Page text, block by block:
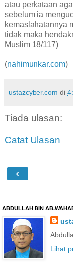
atau perkataan
sebelum ia
kemaslahatannya
tidak maka
Muslim 18/117)
(nahimunkar.com)
ustazcyber.com di
Tiada ulasan:
Catat Ulasan
‹
ABDULLAH BIN
Lihat